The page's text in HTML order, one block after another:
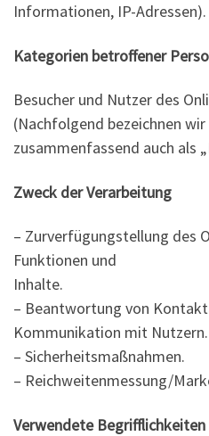
Informationen, IP-Adressen).
Kategorien betroffener
Besucher und Nutzer des
(Nachfolgend bezeichnen
zusammenfassend auch als
Zweck der Verarbeitung
– Zurverfügungstellung des
Funktionen und
Inhalte.
– Beantwortung von
Kommunikation mit Nutzern.
– Sicherheitsmaßnahmen.
– Reichweitenmessung/
Verwendete Begrifflichkeiten